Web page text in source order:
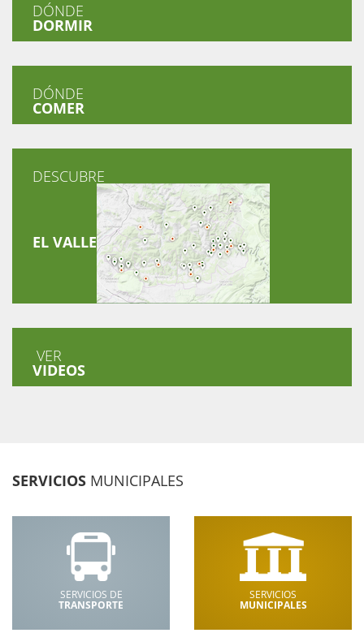
DÓNDE
DORMIR
DÓNDE
COMER
DESCUBRE
EL VALLE
VER
VIDEOS
SERVICIOS MUNICIPALES
SERVICIOS DE
TRANSPORTE
SERVICIOS
MUNICIPALES